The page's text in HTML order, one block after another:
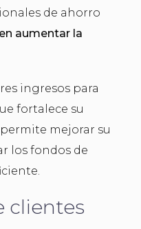
de ahorro
aumentar la
ingresos para
fortalece su
mejorar su
los fondos de
clientes